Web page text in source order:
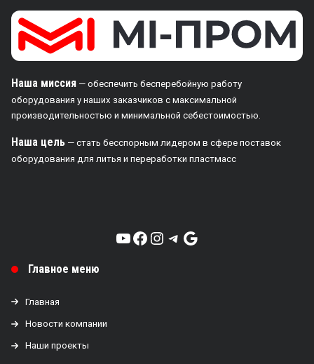
Наша миссия — обеспечить бесперебойную работу
оборудования у наших заказчиков с максимальной
производительностью и минимальной себестоимостью.
Наша цель — стать бесспорным лидером в сфере поставок
оборудования для литья и переработки пластмасс
YouTube
Facebook
Instagram
Telegram
Google
Главное меню
Главная
Новости компании
Наши проекты